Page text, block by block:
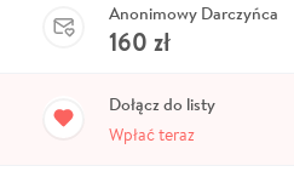
Anonimowy Darczyńca
160 zł
Dołącz do listy
Wpłać teraz